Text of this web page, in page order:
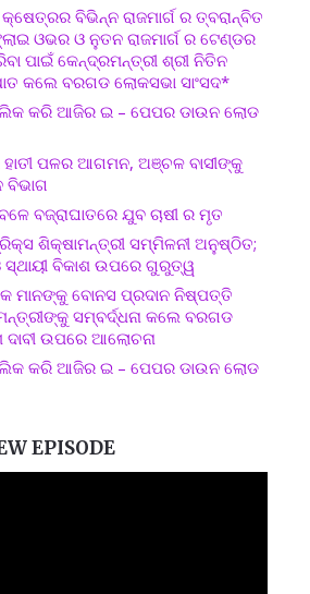
ବିଭିନ୍ନ ରାଜମାର୍ଗ ର ତ୍ବରାନ୍ବିତ
ଓଭର ଓ ନୁତନ ରାଜମାର୍ଗ ର ଟେଣ୍ଡର
ପାଇଁ କେନ୍ଦ୍ରମନ୍ତ୍ରୀ ଶ୍ରୀ ନିତିନ
କଲେ ବରଗଡ ଲୋକସଭା ସାଂସଦ*
କରି ଆଜିର ଇ – ପେପର ଡାଉନ ଲୋଡ
ହାତୀ ପଳର ଆଗମନ, ଅଞ୍ଚଳ ବାସୀଙ୍କୁ
ବିଭାଗ
ବଜ୍ରାଘାତରେ ଯୁବ ଚାଷୀ ର ମୃତ
ଶିକ୍ଷାମନ୍ତ୍ରୀ ସମ୍ମିଳନୀ ଅନୁଷ୍ଠିତ;
ବିକାଶ ଉପରେ ଗୁରୁତ୍ୱ
ମାନଙ୍କୁ ବୋନସ ପ୍ରଦାନ ନିଷ୍ପତ୍ତି
ସମ୍ବର୍ଦ୍ଧନା କଲେ ବରଗଡ
ଦାବୀ ଉପରେ ଆଲୋଚନା
କରି ଆଜିର ଇ – ପେପର ଡାଉନ ଲୋଡ
EPISODE